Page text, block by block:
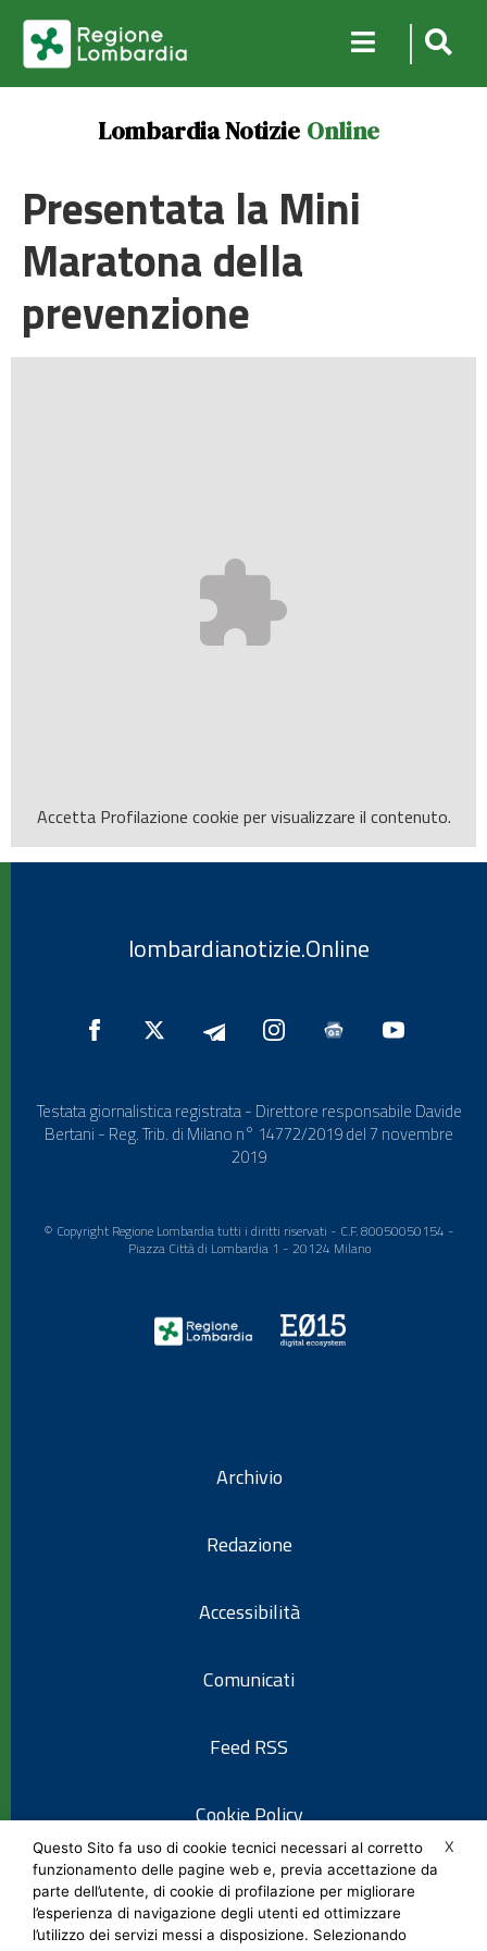
Lombardia Notizie Online
Presentata la Mini
Maratona della
prevenzione
Accetta Profilazione cookie per visualizzare il contenuto.
lombardianotizie.Online
Testata giornalistica registrata - Direttore responsabile Davide
Bertani - Reg. Trib. di Milano n° 14772/2019 del 7 novembre
2019
© Copyright Regione Lombardia tutti i diritti riservati - C.F. 80050050154 -
Piazza Città di Lombardia 1 - 20124 Milano
Archivio
Redazione
Accessibilità
Comunicati
Feed RSS
Cookie Policy
Informativa privacy
X
Questo Sito fa uso di cookie tecnici necessari al corretto
funzionamento delle pagine web e, previa accettazione da
parte dell’utente, di cookie di profilazione per migliorare
l’esperienza di navigazione degli utenti ed ottimizzare
l’utilizzo dei servizi messi a disposizione. Selezionando